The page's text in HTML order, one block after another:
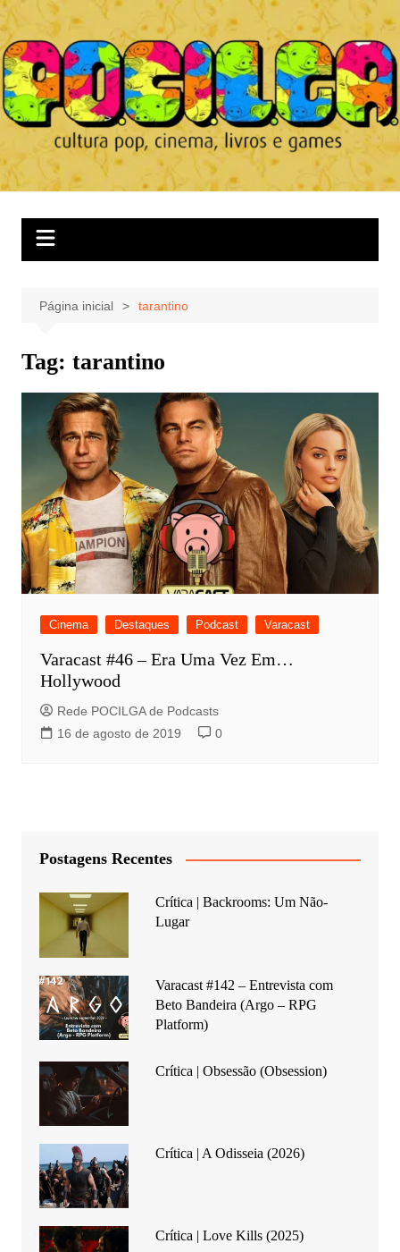
Ir
para
o
conteúdo
Página inicial tarantino
Tag: tarantino
Cinema Destaques Podcast Varacast
Varacast #46 – Era Uma Vez Em…
Hollywood
Rede POCILGA de Podcasts
16 de agosto de 2019
0
Postagens Recentes
Crítica | Backrooms: Um Não-
Lugar
Varacast #142 – Entrevista com
Beto Bandeira (Argo – RPG
Platform)
Crítica | Obsessão (Obsession)
Crítica | A Odisseia (2026)
Crítica | Love Kills (2025)